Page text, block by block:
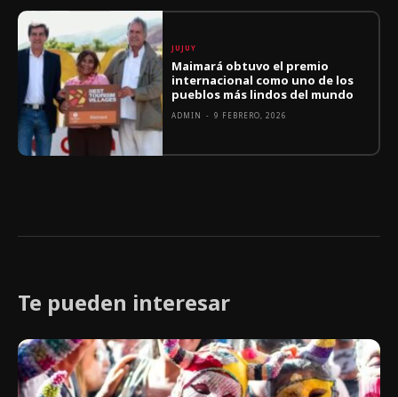
JUJUY
Maimará obtuvo el premio
internacional como uno de los
pueblos más lindos del mundo
ADMIN - 9 FEBRERO, 2026
Te pueden interesar